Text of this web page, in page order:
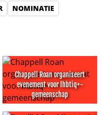
NOMINATIE
van luxe appartement
Chappell Roan organiseert
evenement voor lhbtiq+-
gemeenschap
Chappell Roan organiseert